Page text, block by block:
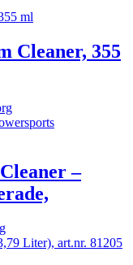
Cleaner, 355
–